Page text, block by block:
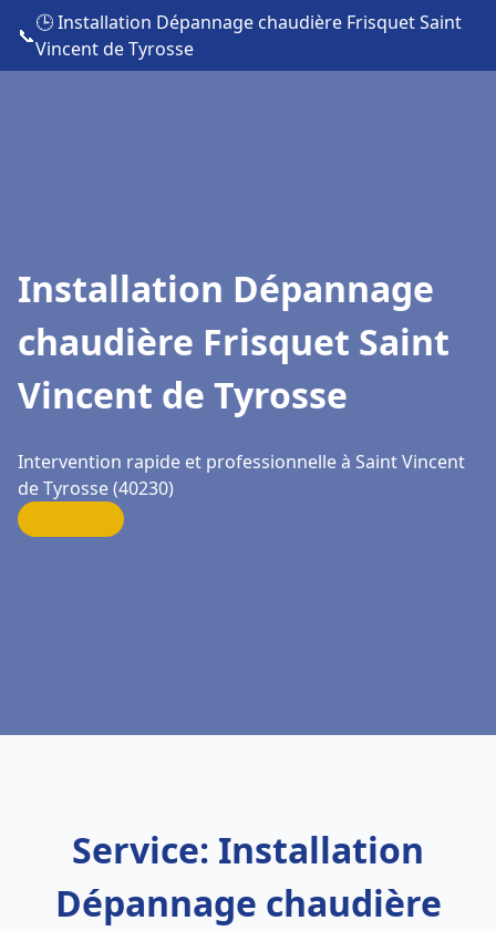
📞
🕒 Installation Dépannage chaudière Frisquet Saint
Vincent de Tyrosse
Installation Dépannage
chaudière Frisquet Saint
Vincent de Tyrosse
Intervention rapide et professionnelle à Saint Vincent
de Tyrosse (40230)
Service: Installation
Dépannage chaudière